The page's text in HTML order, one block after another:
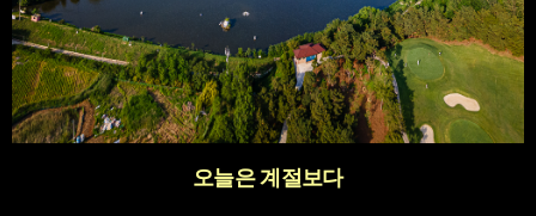
오늘은 계절보다